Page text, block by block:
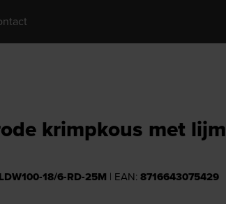
krimpkous met lijm
18/6-RD-25M | EAN: 8716643075429